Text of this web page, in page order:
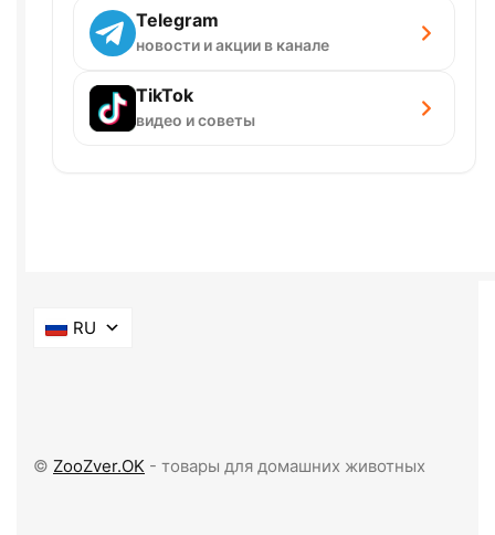
Telegram
новости и акции в канале
TikTok
видео и советы
RU
© ZooZver.OK - товары для домашних животных